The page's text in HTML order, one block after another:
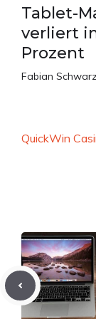
Tablet-
verliert
Prozent
Fabian
QuickWin